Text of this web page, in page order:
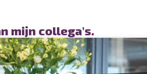
mijn collega’s.